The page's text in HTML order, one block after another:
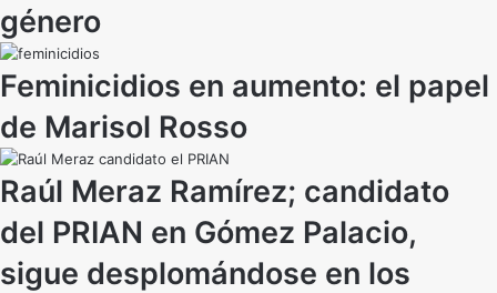
género
Feminicidios en aumento: el papel
de Marisol Rosso
Raúl Meraz Ramírez; candidato
del PRIAN en Gómez Palacio,
sigue desplomándose en los